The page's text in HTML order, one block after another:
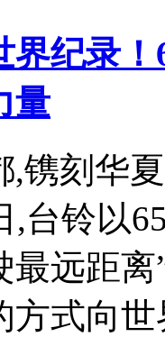
界纪录
量
刻华夏
铃以
最远距
方式向